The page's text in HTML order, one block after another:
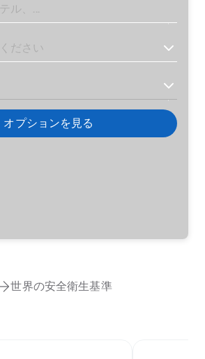
オプションを見る
世界の安全衛生基準